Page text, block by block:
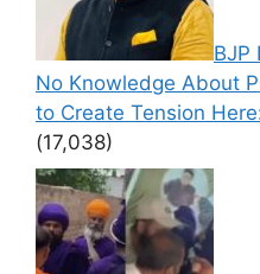
BJP
No Knowledge About
to Create Tension
(17,038)